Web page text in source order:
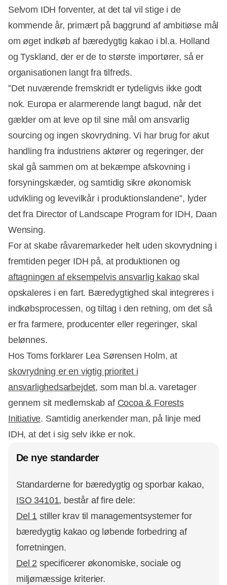
Selvom IDH forventer, at det tal vil stige i de
kommende år, primært på baggrund af ambitiøse mål
om øget indkøb af bæredygtig kakao i bl.a. Holland
og Tyskland, der er de to største importører, så er
organisationen langt fra tilfreds.
”Det nuværende fremskridt er tydeligvis ikke godt
nok. Europa er alarmerende langt bagud, når det
gælder om at leve op til sine mål om ansvarlig
sourcing og ingen skovrydning. Vi har brug for akut
handling fra industriens aktører og regeringer, der
skal gå sammen om at bekæmpe afskovning i
forsyningskæder, og samtidig sikre økonomisk
udvikling og levevilkår i produktionslandene”, lyder
det fra Director of Landscape Program for IDH, Daan
Wensing.
For at skabe råvaremarkeder helt uden skovrydning i
fremtiden peger IDH på, at produktionen og
aftagningen af eksempelvis ansvarlig kakaoskal
opskaleres i en fart. Bæredygtighed skal integreres i
indkøbsprocessen, og tiltag i den retning, om det så
er fra farmere, producenter eller regeringer, skal
belønnes.
Hos Toms forklarer Lea Sørensen Holm, at
skovrydning er en vigtig prioritet i
ansvarlighedsarbejdet, som man bl.a. varetager
gennem sit medlemskab af Cocoa & Forests
Initiative. Samtidig anerkender man, på linje med
IDH, at det i sig selv ikke er nok.
De nye standarder
Standarderne for bæredygtig og sporbar kakao,
ISO 34101, består af fire dele:
Del 1 stiller krav til managementsystemer for
bæredygtig kakao og løbende forbedring af
forretningen.
Del 2 specificerer økonomiske, sociale og
miljømæssige kriterier.